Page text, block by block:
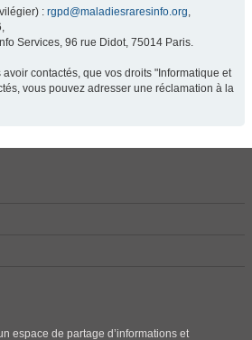
: rgpd@maladiesraresinfo.org,
Services, 96 rue Didot, 75014 Paris.
contactés, que vos droits "Informatique et
vous pouvez adresser une réclamation à la
espace de partage d’informations et